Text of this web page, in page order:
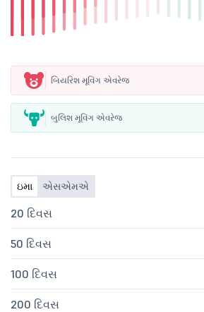
બિયરિશ મૂવિંગ એવરેજ
બુલિશ મૂવિંગ એવરેજ
ઇમા એસએમએ
20 દિવસ
50 દિવસ
100 દિવસ
200 દિવસ